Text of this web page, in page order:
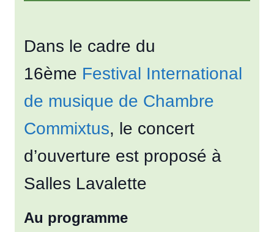
Dans le cadre du
16ème Festival International
de musique de Chambre
Commixtus, le concert
d’ouverture est proposé à
Salles Lavalette
Au programme